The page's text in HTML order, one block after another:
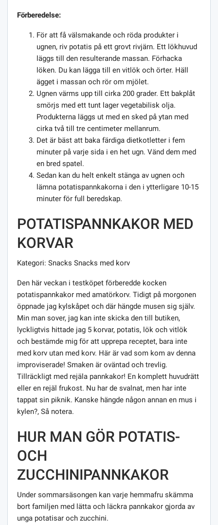
Förberedelse:
För att få välsmakande och röda produkter i
ugnen, riv potatis på ett grovt rivjärn. Ett lökhuvud
läggs till den resulterande massan. Förhacka
löken. Du kan lägga till en vitlök och örter. Häll
ägget i massan och rör om mjölet.
Ugnen värms upp till cirka 200 grader. Ett bakplåt
smörjs med ett tunt lager vegetabilisk olja.
Produkterna läggs ut med en sked på ytan med
cirka två till tre centimeter mellanrum.
Det är bäst att baka färdiga dietkotletter i fem
minuter på varje sida i en het ugn. Vänd dem med
en bred spatel.
Sedan kan du helt enkelt stänga av ugnen och
lämna potatispannkakorna i den i ytterligare 10-15
minuter för full beredskap.
POTATISPANNKAKOR MED
KORVAR
Kategori: Snacks Snacks med korv
Den här veckan i testköpet förberedde kocken
potatispannkakor med amatörkorv. Tidigt på morgonen
öppnade jag kylskåpet och där hängde musen sig själv.
Min man sover, jag kan inte skicka den till butiken,
lyckligtvis hittade jag 5 korvar, potatis, lök och vitlök
och bestämde mig för att upprepa receptet, bara inte
med korv utan med korv. Här är vad som kom av denna
improviserade! Smaken är oväntad och trevlig.
Tillräckligt med rejäla pannkakor! En komplett huvudrätt
eller en rejäl frukost. Nu har de svalnat, men har inte
tappat sin piknik. Kanske hängde någon annan en mus i
kylen?, Så notera.
HUR MAN GÖR POTATIS-
OCH
ZUCCHINIPANNKAKOR
Under sommarsäsongen kan varje hemmafru skämma
bort familjen med lätta och läckra pannkakor gjorda av
unga potatisar och zucchini.